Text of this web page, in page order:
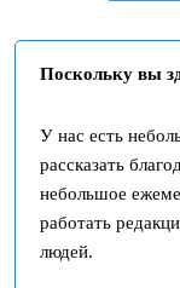
Поскольку вы
У нас есть
рассказать
небольшое
работать
людей.